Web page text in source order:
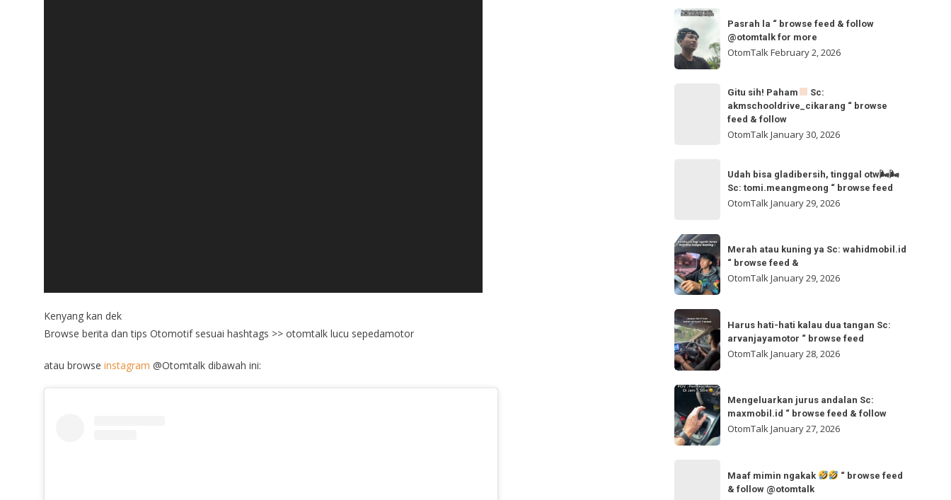
Kenyang kan dek
Browse berita dan tips Otomotif sesuai hashtags >> otomtalk lucu sepedamotor
atau browse instagram @Otomtalk dibawah ini:
Pasrah
la
browse
@otomtalk
Pasrah la “ browse feed & follow
@otomtalk for more
OtomTalkFebruary 2, 2026
akmschooldrive_cikarang
&
follow
Gitu sih! Paham
Sc:
akmschooldrive_cikarang “ browse
feed & follow
OtomTalkJanuary 30, 2026
gladibersih,
otw
🌬
🌬
Sc:
“
browse
feed
Udah bisa gladibersih, tinggal otw🌬🌬
Sc: tomi.meangmeong “ browse feed
OtomTalkJanuary 29, 2026
Merah
atau
kuning
ya
Sc:
wahidmobil.id
“
browse
Merah atau kuning ya Sc: wahidmobil.id
“ browse feed &
OtomTalkJanuary 29, 2026
Harus
hati-
hati
kalau
dua
tangan
Sc:
arvanjayamotor
Harus hati-hati kalau dua tangan Sc:
arvanjayamotor “ browse feed
OtomTalkJanuary 28, 2026
Mengeluarkan
jurus
andalan
Sc:
Mengeluarkan jurus andalan Sc:
maxmobil.id “ browse feed & follow
OtomTalkJanuary 27, 2026
Maaf mimin ngakak
“ browse feed
& follow @otomtalk